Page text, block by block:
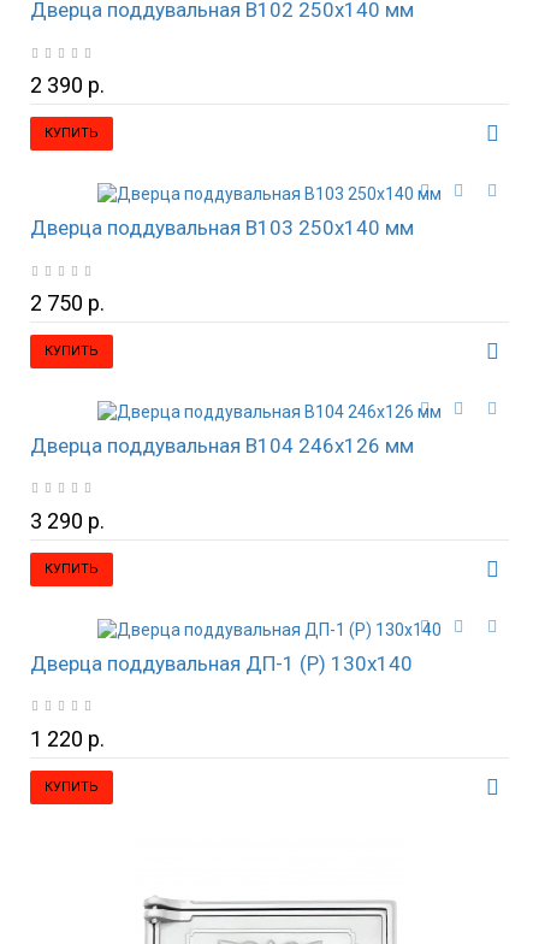
Дверца поддувальная B102 250х140 мм
2 390 р.
КУПИТЬ
Дверца поддувальная B103 250х140 мм
2 750 р.
КУПИТЬ
Дверца поддувальная B104 246х126 мм
3 290 р.
КУПИТЬ
Дверца поддувальная ДП-1 (Р) 130х140
1 220 р.
КУПИТЬ